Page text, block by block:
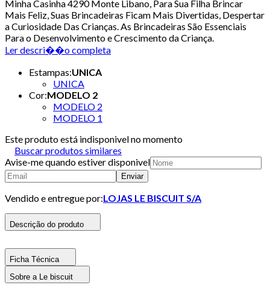
Minha Casinha 4290 Monte Libano, Para Sua Filha Brincar
Mais Feliz, Suas Brincadeiras Ficam Mais Divertidas, Despertar
a Curiosidade Das Crianças. As Brincadeiras São Essenciais
Para o Desenvolvimento e Crescimento da Criança.
Ler descri��o completa
Estampas:UNICA
UNICA
Cor:MODELO 2
MODELO 2
MODELO 1
Este produto está indisponivel no momento
Buscar produtos similares
Avise-me quando estiver disponivel
Enviar
Vendido e entregue por:LOJAS LE BISCUIT S/A
Descrição do produto
Ficha Técnica
Sobre a Le biscuit